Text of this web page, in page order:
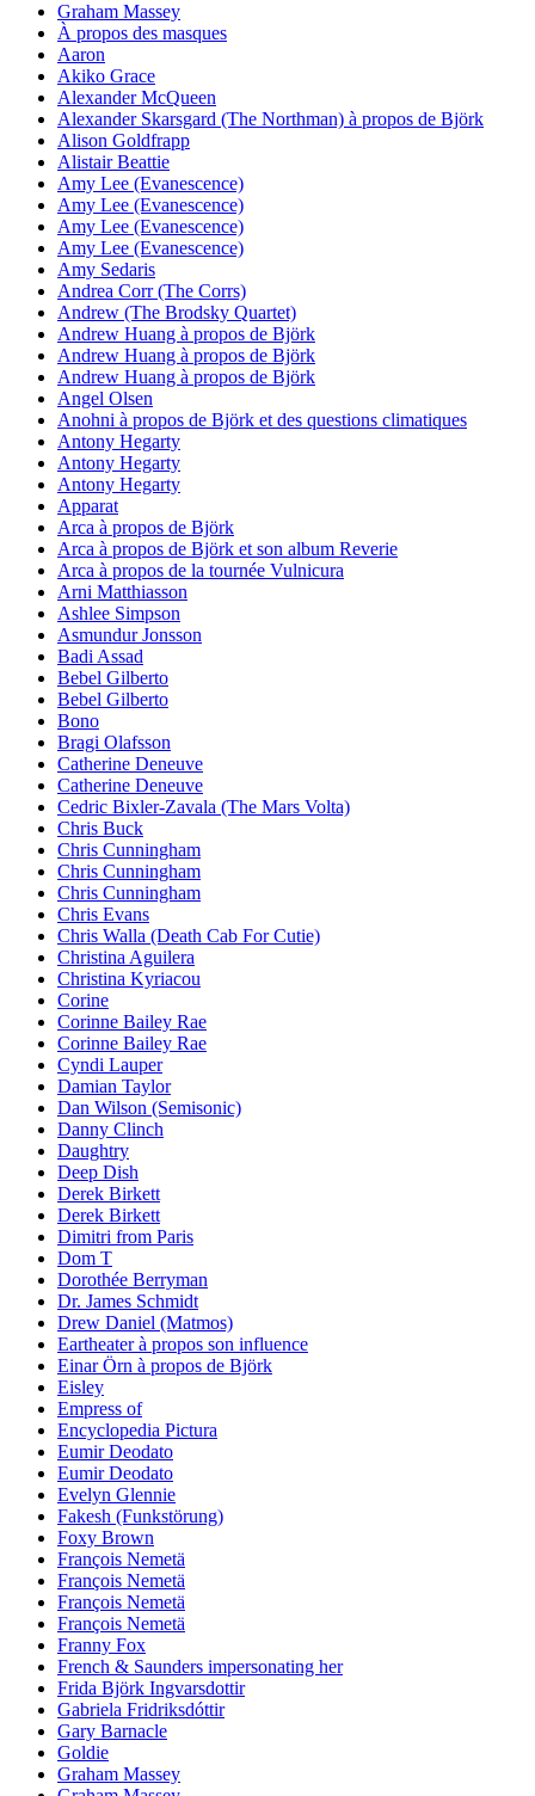
Graham Massey
À propos des masques
Aaron
Akiko Grace
Alexander McQueen
Alexander Skarsgard (The Northman) à propos de Björk
Alison Goldfrapp
Alistair Beattie
Amy Lee (Evanescence)
Amy Lee (Evanescence)
Amy Lee (Evanescence)
Amy Lee (Evanescence)
Amy Sedaris
Andrea Corr (The Corrs)
Andrew (The Brodsky Quartet)
Andrew Huang à propos de Björk
Andrew Huang à propos de Björk
Andrew Huang à propos de Björk
Angel Olsen
Anohni à propos de Björk et des questions climatiques
Antony Hegarty
Antony Hegarty
Antony Hegarty
Apparat
Arca à propos de Björk
Arca à propos de Björk et son album Reverie
Arca à propos de la tournée Vulnicura
Arni Matthiasson
Ashlee Simpson
Asmundur Jonsson
Badi Assad
Bebel Gilberto
Bebel Gilberto
Bono
Bragi Olafsson
Catherine Deneuve
Catherine Deneuve
Cedric Bixler-Zavala (The Mars Volta)
Chris Buck
Chris Cunningham
Chris Cunningham
Chris Cunningham
Chris Evans
Chris Walla (Death Cab For Cutie)
Christina Aguilera
Christina Kyriacou
Corine
Corinne Bailey Rae
Corinne Bailey Rae
Cyndi Lauper
Damian Taylor
Dan Wilson (Semisonic)
Danny Clinch
Daughtry
Deep Dish
Derek Birkett
Derek Birkett
Dimitri from Paris
Dom T
Dorothée Berryman
Dr. James Schmidt
Drew Daniel (Matmos)
Eartheater à propos son influence
Einar Örn à propos de Björk
Eisley
Empress of
Encyclopedia Pictura
Eumir Deodato
Eumir Deodato
Evelyn Glennie
Fakesh (Funkstörung)
Foxy Brown
François Nemetä
François Nemetä
François Nemetä
François Nemetä
Franny Fox
French & Saunders impersonating her
Frida Björk Ingvarsdottir
Gabriela Fridriksdóttir
Gary Barnacle
Goldie
Graham Massey